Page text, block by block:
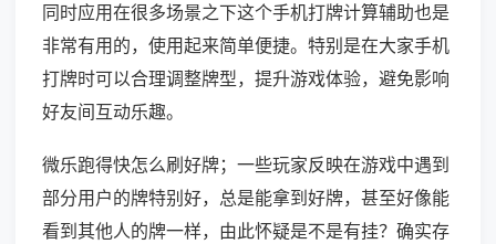
同时应用在很多场景之下这个手机打牌计算辅助也是
非常有用的，使用起来简单便捷。特别是在大家手机
打牌时可以合理调整牌型，提升游戏体验，避免影响
好友间互动乐趣。
微乐跑得快怎么刷好牌；一些玩家反映在游戏中遇到
部分用户的牌特别好，总是能拿到好牌，甚至好像能
看到其他人的牌一样，由此怀疑是不是有挂？确实存